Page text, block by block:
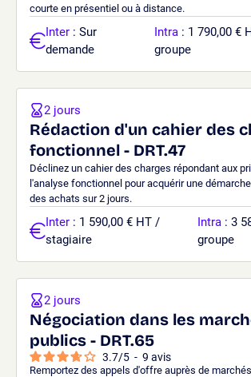
courte en présentiel ou à distance.
Inter : Sur
demande
Intra : 1 790,00 €
groupe
Rédaction d'un cahier des
fonctionnel - DRT.47
Déclinez un cahier des charges répondant aux
l'analyse fonctionnel pour acquérir une
des achats sur 2 jours.
2 jours
Inter : 1 590,00 € HT /
stagiaire
Intra : 3
groupe
Négociation dans les
publics - DRT.65
3.7/5 - 9 avis
Remportez des appels d'offre auprès de
2 jours